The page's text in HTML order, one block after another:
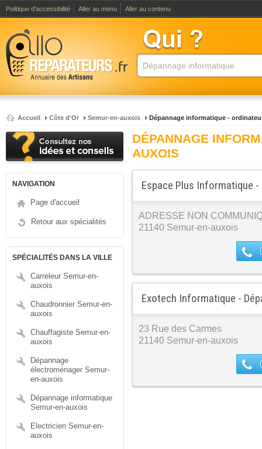
Politique d'accessibilité Aller au menu Aller au contenu
Accueil Côte d'Or Semur-en-auxois Dépannage informatique -
NAVIGATION
Page d'accueil
Retour aux spécialités
SPÉCIALITÉS DANS LA VILLE
Carreleur Semur-en-
auxois
Chaudronnier Semur-en-
auxois
Chauffagiste Semur-en-
auxois
Dépannage
électroménager Semur-
en-auxois
Dépannage informatique
Semur-en-auxois
Electricien Semur-en-
auxois
DÉPANNAGE
AUXOIS
Espace Plus Informatique
ADRESSE NON
21140 Semur-en-auxois
Exotech Informatique -
23 Rue des Carmes
21140 Semur-en-auxois